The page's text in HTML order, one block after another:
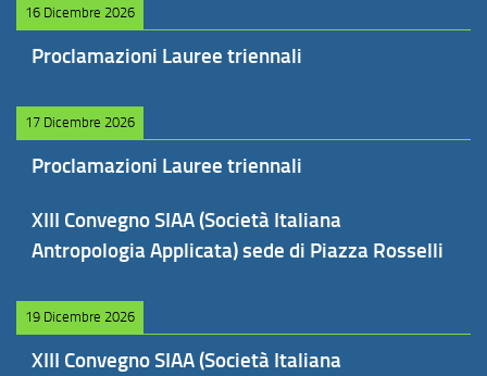
16 Dicembre 2026
Proclamazioni Lauree triennali
17 Dicembre 2026
Proclamazioni Lauree triennali
XIII Convegno SIAA (Società Italiana
Antropologia Applicata) sede di Piazza Rosselli
19 Dicembre 2026
XIII Convegno SIAA (Società Italiana